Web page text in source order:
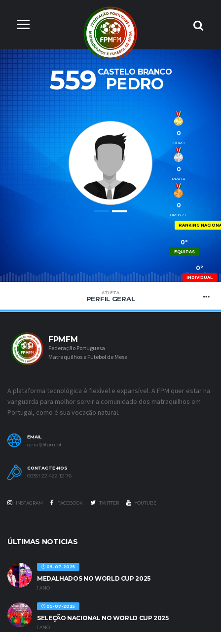
559 CASTELO BRANCO
PEDRO
0
OURO
0
PRATA
0
BRONZE
RANKING
0º
EQUIPAS
0º
INDIVIDUAL
ATLETA
PERFIL GERAL
FPMFM
Federação Portuguesa
Matraquilhos e Futebol de Mesa
A plataforma tecnológica é flexível e expansível. A FPM quer estar na
vanguarda para melhor servir a comunidade dos matraquilhos em
Portugal, como é sua vocação natural.
EMAIL
geral@fpm.pt
CONTACTE-NOS
00351 22 422 12 76
INSTAGRAM FACEBOOK TWITTER YOUTUBE
ÚLTIMAS NOTICIAS
09-07-2025
MEDALHADOS NO WORLD CUP 2025
1 ANO
09-07-2025
SELEÇÃO NACIONAL NO WORLD CUP 2025
1 ANO